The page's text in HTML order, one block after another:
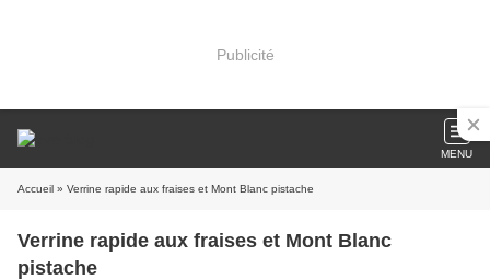
Publicité
MENU
Accueil » Verrine rapide aux fraises et Mont Blanc pistache
Verrine rapide aux fraises et Mont Blanc
pistache